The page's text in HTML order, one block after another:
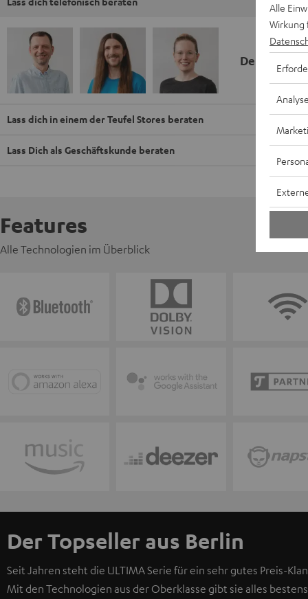
Deine
Lass dich in einem der Teufel Stores beraten
Lass Dich als Geschäftskunde beraten
Features
Alle Technologien im Überblick
Der Topseller aus Berlin
Seit Jahren steht die ULTIMA Serie für ein sehr gutes Preis-
Mit den Technologien aus der Oberklasse gibt sie alles
Alle
Wirkung